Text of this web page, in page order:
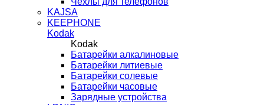
KAJSA
KEEPHONE
Kodak
Kodak
Батарейки алкалиновые
Батарейки литиевые
Батарейки солевые
Батарейки часовые
Зарядные устройства